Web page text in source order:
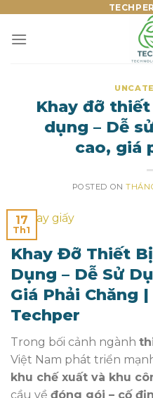
content
Khay đỡ
dụng – Dễ
cao, giá
POSTED ON
17
Th1
Khay Đỡ Thiết
Dụng – Dễ Sử
Giá Phải Chăng
Techper
Trong bối cảnh ngành
Việt Nam phát triển
khu chế xuất và khu
cầu về đóng gói – cố